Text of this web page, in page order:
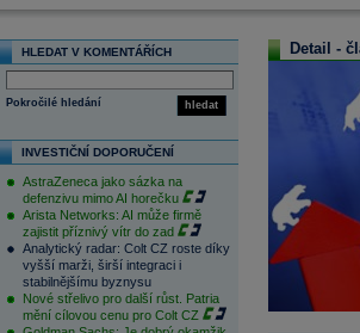
HLEDAT V KOMENTÁŘÍCH
hledat
Pokročilé hledání
INVESTIČNÍ DOPORUČENÍ
AstraZeneca jako sázka na
defenzivu mimo AI horečku
Arista Networks: AI může firmě
zajistit příznivý vítr do zad
Analytický radar: Colt CZ roste díky
vyšší marži, širší integraci i
stabilnějšímu byznysu
Nové střelivo pro další růst. Patria
mění cílovou cenu pro Colt CZ
Detail -